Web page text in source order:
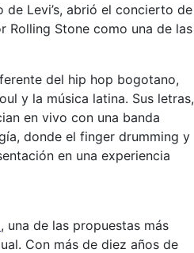
Levi’s, abrió el concierto de
Rolling Stone como una de las
del hip hop bogotano,
y la música latina. Sus letras,
en vivo con una banda
donde el finger drumming y
en una experiencia
, una de las propuestas más
Con más de diez años de